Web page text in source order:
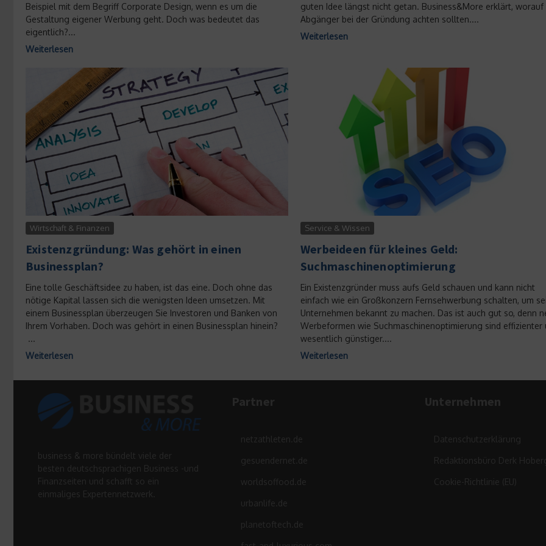
Beispiel mit dem Begriff Corporate Design, wenn es um die
Gestaltung eigener Werbung geht. Doch was bedeutet das
eigentlich? ...
Weiterlesen
guten Idee längst nicht getan. Business&More erklärt, worauf
Abgänger bei der Gründung achten sollten....
Weiterlesen
Wirtschaft & Finanzen
Existenzgründung: Was gehört in einen
Businessplan?
Eine tolle Geschäftsidee zu haben, ist das eine. Doch ohne das
nötige Kapital lassen sich die wenigsten Ideen umsetzen. Mit
einem Businessplan überzeugen Sie Investoren und Banken von
Ihrem Vorhaben. Doch was gehört in einen Businessplan hinein?
...
Weiterlesen
Service & Wissen
Werbeideen für kleines Geld:
Suchmaschinenoptimierung
Ein Existenzgründer muss aufs Geld schauen und kann nicht
einfach wie ein Großkonzern Fernsehwerbung schalten, um
Unternehmen bekannt zu machen. Das ist auch gut so, denn
Werbeformen wie Suchmaschinenoptimierung sind effizienter
wesentlich günstiger....
Weiterlesen
business & more bündelt viele der
besten deutschsprachigen Business -und
Finanzseiten und schafft so ein
einmaliges Expertennetzwerk.
Partner
netzathleten.de
gesuendernet.de
worldsoffood.de
urbanlife.de
planetoftech.de
Unternehmen
Datenschutzerklärung
Redaktionsbüro Derk
Cookie-Richtlinie (EU)